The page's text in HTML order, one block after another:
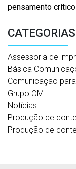
pensamento crítico
CATEGORIAS
Assessoria de
Básica
Comunicação
Grupo OM
Notícias
Produção de
Produção de